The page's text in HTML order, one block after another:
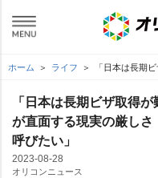
ホーム ライフ 「日本は長期
「日本は長期ビザ取得
が直面する現実の厳し
呼びたい」
2023-08-28
オリコンニュース